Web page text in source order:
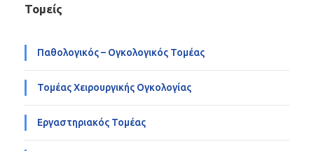
Τομείς
Παθολογικός – Ογκολογικός Τομέας
Τομέας Χειρουργικής Ογκολογίας
Εργαστηριακός Τομέας